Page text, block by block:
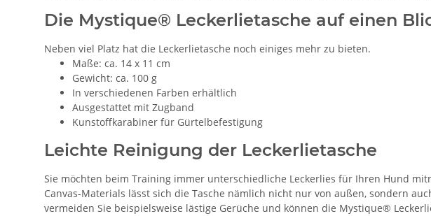
Die Mystique® Leckerlietasche auf einen
Neben viel Platz hat die Leckerlietasche noch einiges mehr zu bieten.
Maße: ca. 14 x 11 cm
Gewicht: ca. 100 g
In verschiedenen Farben erhältlich
Ausgestattet mit Zugband
Kunstoffkarabiner für Gürtelbefestigung
Leichte Reinigung der Leckerlietasche
Sie möchten beim Training immer unterschiedliche Leckerlies für Ihren Hund
Canvas-Materials lässt sich die Tasche nämlich nicht nur von außen, sondern
vermeiden Sie beispielsweise lästige Gerüche und können die Mystique®